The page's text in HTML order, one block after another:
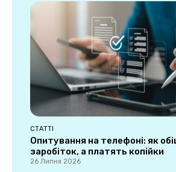
СТАТТІ
Опитування на телефоні: як
заробіток, а платять копійки
26 Липня 2026